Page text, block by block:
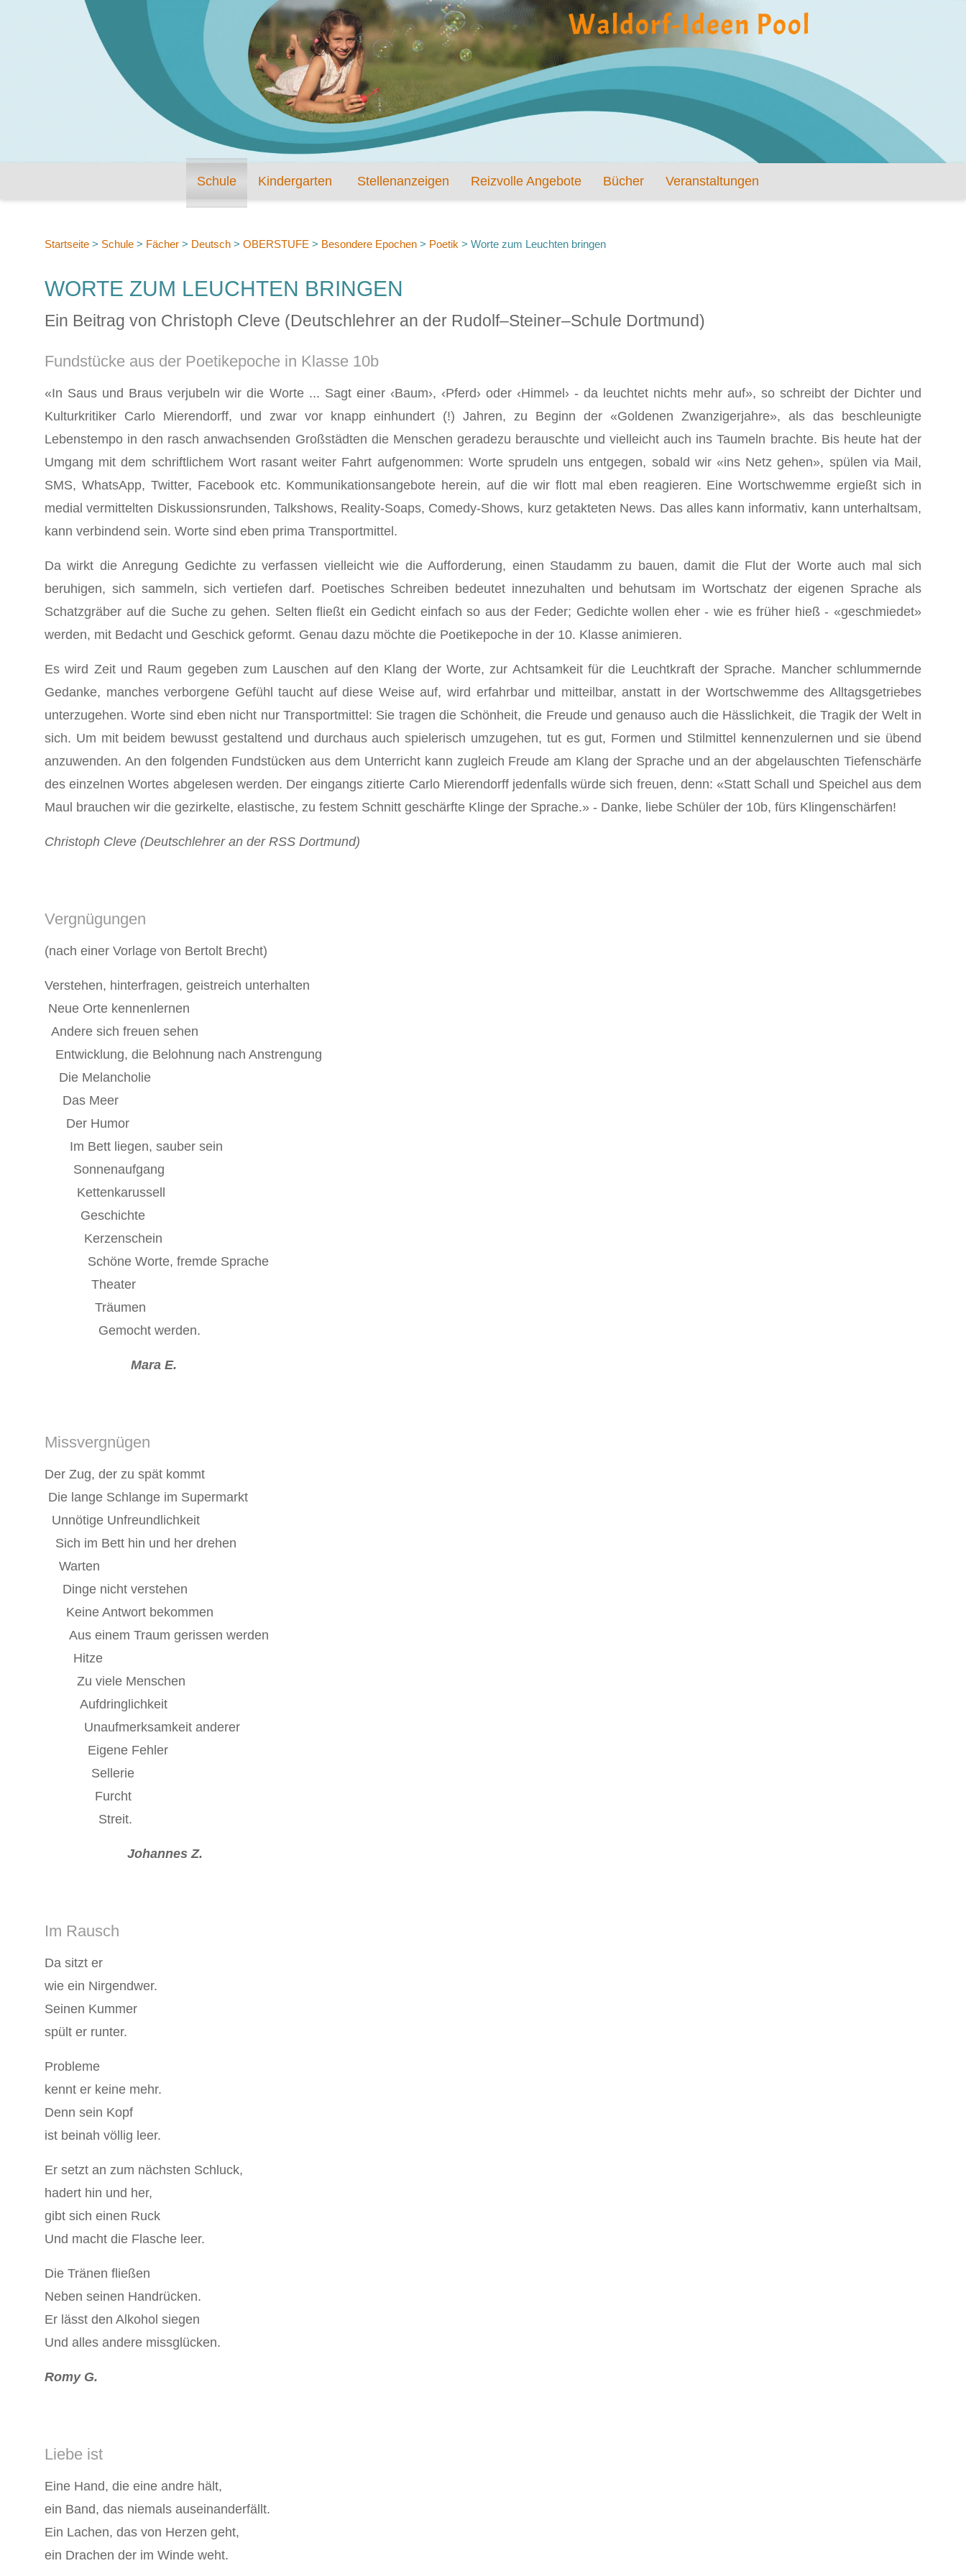
Schule Kindergarten Stellenanzeigen Reizvolle Angebote Bücher Veranstaltungen
Startseite > Schule > Fächer > Deutsch > OBERSTUFE > Besondere Epochen > Poetik > Worte zum Leuchten bringen
WORTE ZUM LEUCHTEN BRINGEN
Ein Beitrag von Christoph Cleve (Deutschlehrer an der Rudolf–Steiner–Schule Dortmund)
Fundstücke aus der Poetikepoche in Klasse 10b
«In Saus und Braus verjubeln wir die Worte ... Sagt einer ‹Baum›, ‹Pferd› oder ‹Himmel› - da leuchtet nichts mehr auf», so schreibt der Dichter und
Kulturkritiker Carlo Mierendorff, und zwar vor knapp einhundert (!) Jahren, zu Beginn der «Goldenen Zwanzigerjahre», als das beschleunigte
Lebenstempo in den rasch anwachsenden Großstädten die Menschen geradezu berauschte und vielleicht auch ins Taumeln brachte. Bis heute hat der
Umgang mit dem schriftlichem Wort rasant weiter Fahrt aufgenommen: Worte sprudeln uns entgegen, sobald wir «ins Netz gehen», spülen via Mail,
SMS, WhatsApp, Twitter, Facebook etc. Kommunikationsangebote herein, auf die wir flott mal eben reagieren. Eine Wortschwemme ergießt sich in
medial vermittelten Diskussionsrunden, Talkshows, Reality-Soaps, Comedy-Shows, kurz getakteten News. Das alles kann informativ, kann unterhaltsam,
kann verbindend sein. Worte sind eben prima Transportmittel.
Da wirkt die Anregung Gedichte zu verfassen vielleicht wie die Aufforderung, einen Staudamm zu bauen, damit die Flut der Worte auch mal sich
beruhigen, sich sammeln, sich vertiefen darf. Poetisches Schreiben bedeutet innezuhalten und behutsam im Wortschatz der eigenen Sprache als
Schatzgräber auf die Suche zu gehen. Selten fließt ein Gedicht einfach so aus der Feder; Gedichte wollen eher - wie es früher hieß - «geschmiedet»
werden, mit Bedacht und Geschick geformt. Genau dazu möchte die Poetikepoche in der 10. Klasse animieren.
Es wird Zeit und Raum gegeben zum Lauschen auf den Klang der Worte, zur Achtsamkeit für die Leuchtkraft der Sprache. Mancher schlummernde
Gedanke, manches verborgene Gefühl taucht auf diese Weise auf, wird erfahrbar und mitteilbar, anstatt in der Wortschwemme des Alltagsgetriebes
unterzugehen. Worte sind eben nicht nur Transportmittel: Sie tragen die Schönheit, die Freude und genauso auch die Hässlichkeit, die Tragik der Welt in
sich. Um mit beidem bewusst gestaltend und durchaus auch spielerisch umzugehen, tut es gut, Formen und Stilmittel kennenzulernen und sie übend
anzuwenden. An den folgenden Fundstücken aus dem Unterricht kann zugleich Freude am Klang der Sprache und an der abgelauschten Tiefenschärfe
des einzelnen Wortes abgelesen werden. Der eingangs zitierte Carlo Mierendorff jedenfalls würde sich freuen, denn: «Statt Schall und Speichel aus dem
Maul brauchen wir die gezirkelte, elastische, zu festem Schnitt geschärfte Klinge der Sprache.» - Danke, liebe Schüler der 10b, fürs Klingenschärfen!
Christoph Cleve (Deutschlehrer an der RSS Dortmund)
Vergnügungen
(nach einer Vorlage von Bertolt Brecht)
Verstehen, hinterfragen, geistreich unterhalten
Neue Orte kennenlernen
Andere sich freuen sehen
Entwicklung, die Belohnung nach Anstrengung
Die Melancholie
Das Meer
Der Humor
Im Bett liegen, sauber sein
Sonnenaufgang
Kettenkarussell
Geschichte
Kerzenschein
Schöne Worte, fremde Sprache
Theater
Träumen
Gemocht werden.
Mara E.
Missvergnügen
Der Zug, der zu spät kommt
Die lange Schlange im Supermarkt
Unnötige Unfreundlichkeit
Sich im Bett hin und her drehen
Warten
Dinge nicht verstehen
Keine Antwort bekommen
Aus einem Traum gerissen werden
Hitze
Zu viele Menschen
Aufdringlichkeit
Unaufmerksamkeit anderer
Eigene Fehler
Sellerie
Furcht
Streit.
Johannes Z.
Im Rausch
Da sitzt er
wie ein Nirgendwer.
Seinen Kummer
spült er runter.
Probleme
kennt er keine mehr.
Denn sein Kopf
ist beinah völlig leer.
Er setzt an zum nächsten Schluck,
hadert hin und her,
gibt sich einen Ruck
Und macht die Flasche leer.
Die Tränen fließen
Neben seinen Handrücken.
Er lässt den Alkohol siegen
Und alles andere missglücken.
Romy G.
Liebe ist
Eine Hand, die eine andre hält,
ein Band, das niemals auseinanderfällt.
Ein Lachen, das von Herzen geht,
ein Drachen der im Winde weht.